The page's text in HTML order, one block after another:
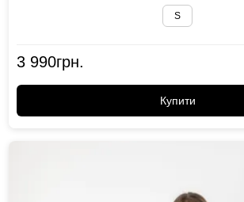
S
3 990грн.
Купити